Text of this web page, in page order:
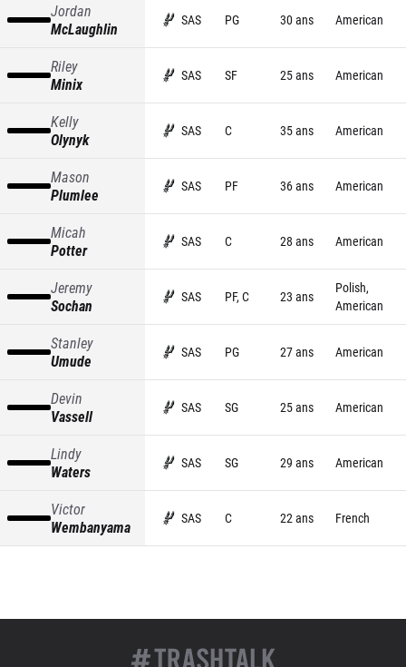
Jordan
McLaughlin
SAS PG 30 ans American
Riley
Minix
SAS SF 25 ans American
Kelly
Olynyk
SAS C 35 ans American
Mason
Plumlee
SAS PF 36 ans American
Micah
Potter
SAS C 28 ans American
Jeremy
Sochan
SAS PF, C 23 ans
Polish,
American
Stanley
Umude
SAS PG 27 ans American
Devin
Vassell
SAS SG 25 ans American
Lindy
Waters
SAS SG 29 ans American
Victor
Wembanyama
SAS C 22 ans French